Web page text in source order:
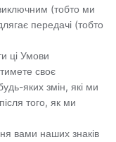
(тобто ми
передачі (тобто
ці Умови
своє
яких змін, які ми
того, як ми
вами наших знаків